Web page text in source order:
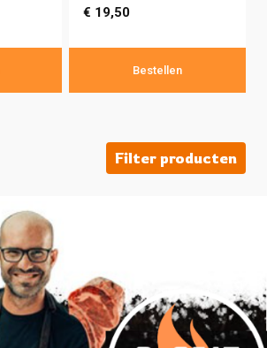
€ 19,50
Bestellen
Filter producten